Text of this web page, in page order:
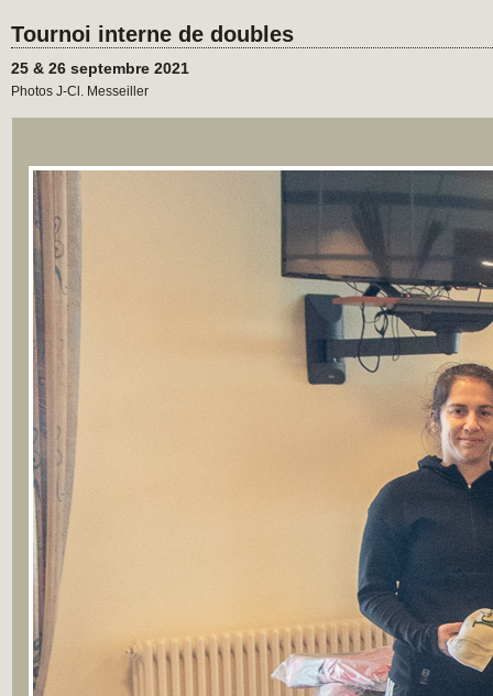
Tournoi interne de doubles
25 & 26 septembre 2021
Photos J-Cl. Messeiller